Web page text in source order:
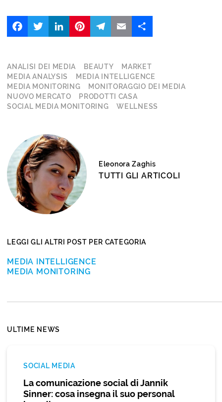
FacebookTwitter LinkedIn
ANALISI DEI MEDIA BEAUTY
MARKET
MEDIA ANALYSIS
MEDIA INTELLIGENCE
MEDIA MONITORING
MONITORAGGIO DEI MEDIA
NUOVO MERCATO
PRODOTTI CASA
SOCIAL MEDIA MONITORING
WELLNESS
Eleonora Zaghis
TUTTI GLI ARTICOLI
LEGGI GLI ALTRI POST PER CATEGORIA
MEDIA INTELLIGENCE
MEDIA MONITORING
ULTIME NEWS
SOCIAL MEDIA
La comunicazione social di Jannik
Sinner: cosa insegna il suo personal